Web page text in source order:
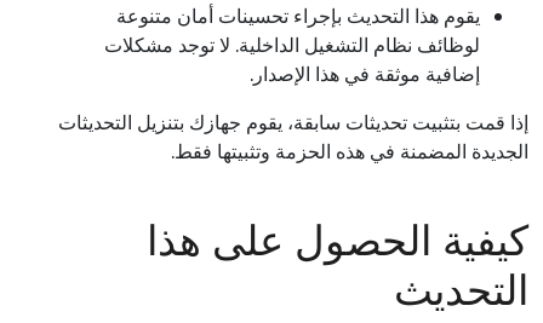
يقوم هذا التحديث بإجراء تحسينات أمان متنوعة
لوظائف نظام التشغيل الداخلية. لا توجد مشكلات
إضافية موثقة في هذا الإصدار.
إذا قمت بتثبيت تحديثات سابقة، يقوم جهازك بتنزيل التحديثات
الجديدة المضمنة في هذه الحزمة وتثبيتها فقط.
كيفية الحصول على هذا
التحديث